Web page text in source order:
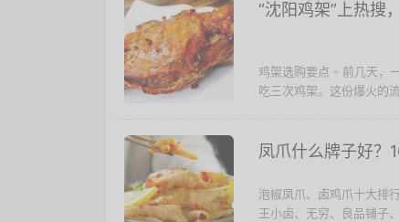
“沈阳鸡架”上热搜
鸡架选购要点 - 前几天，
吃三次鸡架。这份爆火的
凤爪什么牌子好？
泡椒凤爪、卤鸡爪十大排
王小卤、无穷、良品铺子